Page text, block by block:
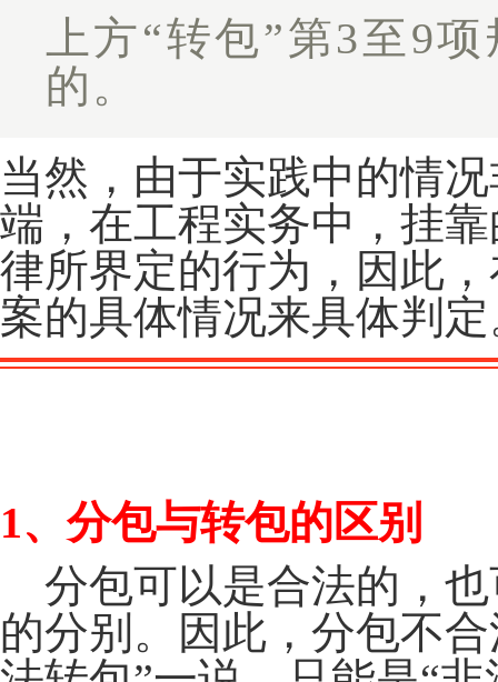
上方“转包”第3至9
的。
当然，由于实践中的情
端，在工程实务中，挂
律所界定的行为，因此
案的具体情况来具体判
1、分包与转包的区别
分包可以是合法的，也
的分别。因此，分包不